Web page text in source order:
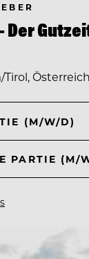
Der
Österreich
(M/W/D)
PARTIE (M/